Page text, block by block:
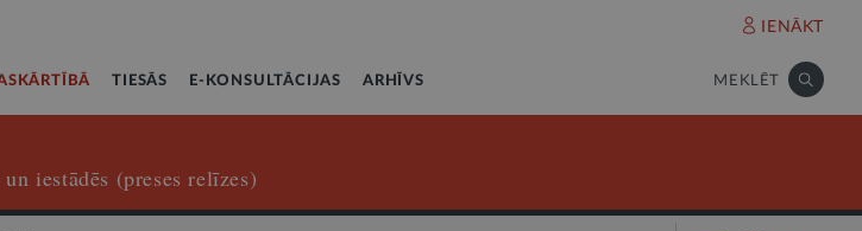
IENĀKT
TIESĀS E-KONSULTĀCIJAS ARHĪVS MEKLĒT
iestādēs (preses relīzes)